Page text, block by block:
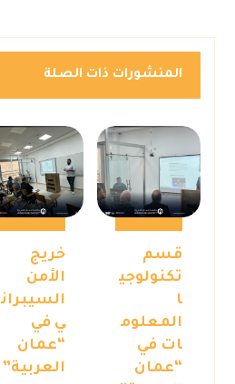
المنشورات ذات الصلة
قسم
تكنولوجي
ا
المعلوم
ات في
“عمان
خريج
الأمن
السيبران
ي في
“عمان
العربية”